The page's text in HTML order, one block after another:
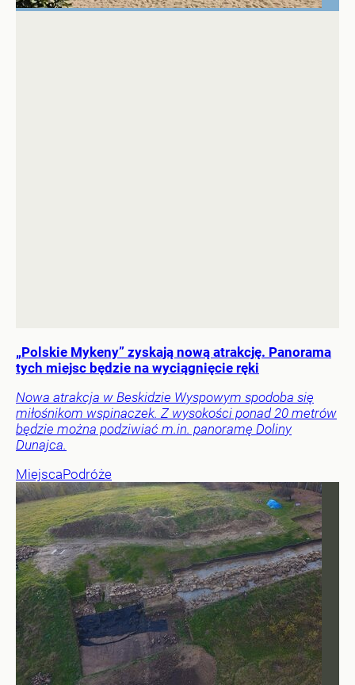
„Polskie Mykeny” zyskają nową atrakcję. Panorama
tych miejsc będzie na wyciągnięcie ręki
Nowa atrakcja w Beskidzie Wyspowym spodoba się
miłośnikom wspinaczek. Z wysokości ponad 20 metrów
będzie można podziwiać m.in. panoramę Doliny
Dunajca.
MiejscaPodróże